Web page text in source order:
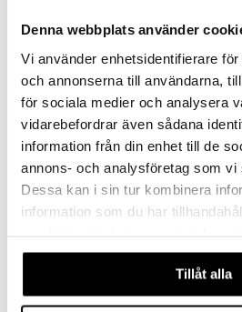
Denna webbplats använder
Vi använder enhetsidentifierare
och annonserna till användarna,
för sociala medier och analysera
vidarebefordrar även sådana
information från din enhet till de
annons- och analysföretag som vi
Dessa kan i sin tur kombinera
information som du har
våra cookies vid fortsatt
Tillåt alla
Finns i flera varianter
Duralex Skål med lock
DURALEX
59
Eva
595